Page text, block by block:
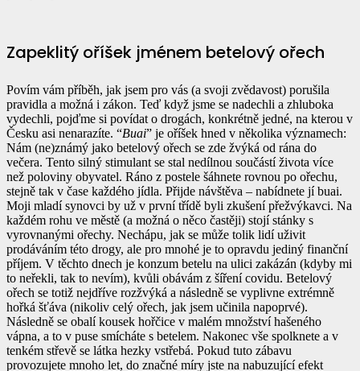
Zapeklitý oříšek jménem betelový ořech
Povím vám příběh, jak jsem pro vás (a svoji zvědavost) porušila
pravidla a možná i zákon. Teď když jsme se nadechli a zhluboka
vydechli, pojďme si povídat o drogách, konkrétně jedné, na kterou v
Česku asi nenarazíte. “Buai” je oříšek hned v několika významech:
Nám (ne)známý jako betelový ořech se zde žvýká od rána do
večera. Tento silný stimulant se stal nedílnou součástí života více
než poloviny obyvatel. Ráno z postele šáhnete rovnou po ořechu,
stejně tak v čase každého jídla. Přijde návštěva – nabídnete jí buai.
Moji mladí synovci by už v první třídě byli zkušení přežvýkavci. Na
každém rohu ve městě (a možná o něco častěji) stojí stánky s
vyrovnanými ořechy. Nechápu, jak se může tolik lidí uživit
prodáváním této drogy, ale pro mnohé je to opravdu jediný finanční
příjem. V těchto dnech je konzum betelu na ulici zakázán (kdyby mi
to neřekli, tak to nevím), kvůli obávám z šíření covidu. Betelový
ořech se totiž nejdříve rozžvýká a následně se vyplivne extrémně
hořká šťáva (nikoliv celý ořech, jak jsem učinila napoprvé).
Následně se obalí kousek hořčice v malém množství hašeného
vápna, a to v puse smícháte s betelem. Nakonec vše spolknete a v
tenkém střevě se látka hezky vstřebá. Pokud tuto zábavu
provozujete mnoho let, do značné míry jste na nabuzující efekt